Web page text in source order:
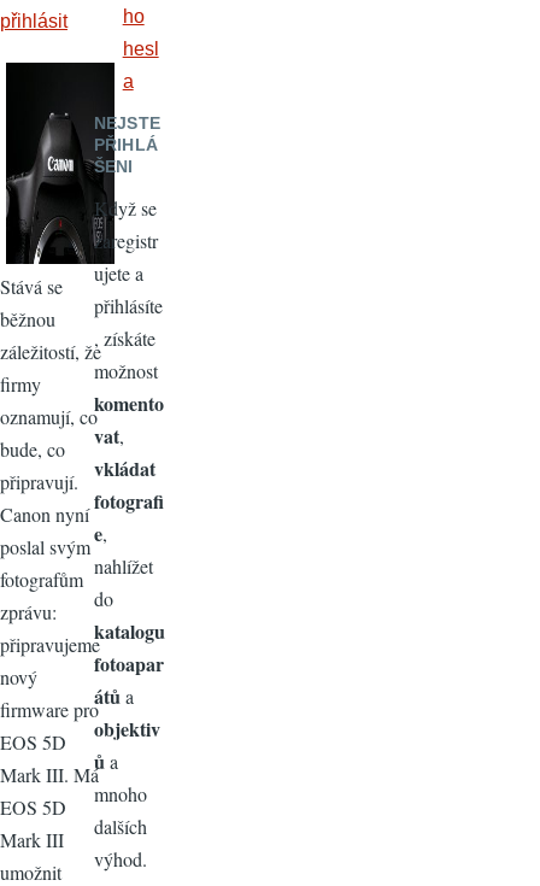
přihlásit
Stává se
běžnou
záležitostí, že
firmy
oznamují, co
bude, co
připravují.
Canon nyní
poslal svým
fotografům
zprávu:
připravujeme
nový
firmware pro
EOS 5D
Mark III. Má
EOS 5D
Mark III
umožnit
ho
hesl
a
NEJSTE
PŘIHLÁ
ŠENI
Když se
zaregistr
ujete a
přihlásíte
, získáte
možnost
komento
vat,
vkládat
fotografi
e,
nahlížet
do
katalogu
fotoapar
átů a
objektiv
ů a
mnoho
dalších
výhod.